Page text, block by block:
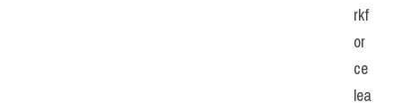
rkf
or
ce
lea